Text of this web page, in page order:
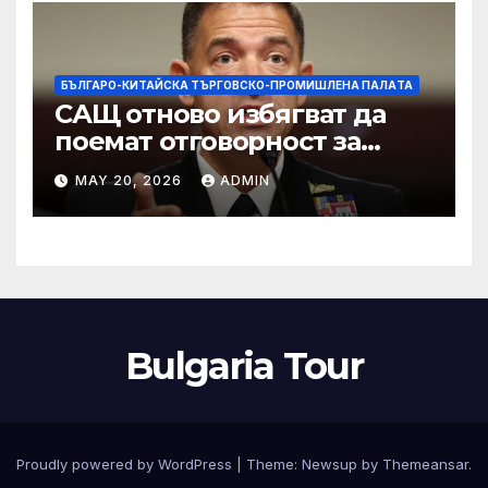
БЪЛГАРО-КИТАЙСКА ТЪРГОВСКО-ПРОМИШЛЕНА ПАЛAТА
САЩ отново избягват да
поемат отговорност за
нападението в училище в
Иран, при което загинаха
155 души
MAY 20, 2026 ADMIN
Bulgaria Tour
Proudly powered by WordPress Theme: Newsup by Themeansar.